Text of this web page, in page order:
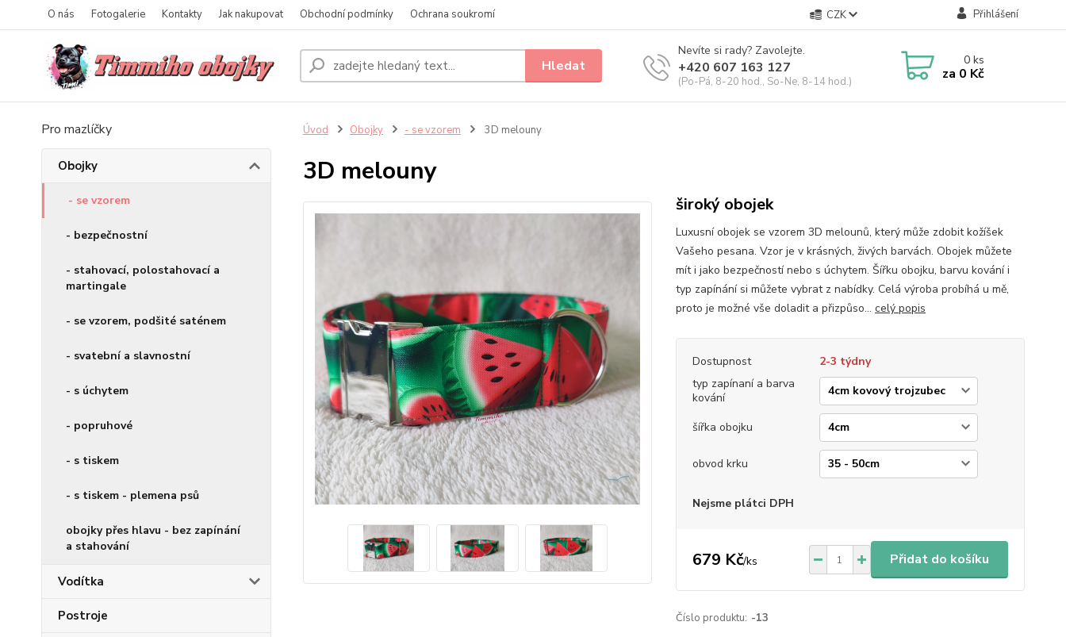
O nás Fotogalerie Kontakty Jak nakupovat Obchodní podmínky Ochrana soukromí CZK Přihlášení
Hledat
Nevíte si rady? Zavolejte.
+420 607 163 127
(Po-Pá, 8-20 hod., So-Ne, 8-14 hod.)
0ks
za 0 Kč
Pro mazlíčky
Obojky
- se vzorem
- bezpečnostní
- stahovací, polostahovací a
martingale
- se vzorem, podšité saténem
- svatební a slavnostní
- s úchytem
- popruhové
- s tiskem
- s tiskem - plemena psů
obojky přes hlavu - bez zapínání
a stahování
Vodítka
Postroje
Úvod Obojky - se vzorem 3D melouny
3D melouny
široký obojek
Luxusní obojek se vzorem 3D melounů, který může zdobit kožíšek
Vašeho pesana. Vzor je v krásných, živých barvách. Obojek můžete
mít i jako bezpečností nebo s úchytem. Šířku obojku, barvu kování i
typ zapínání si můžete vybrat z nabídky. Celá výroba probíhá u mě,
proto je možné vše doladit a přizpůso... celý popis
Dostupnost
2-3 týdny
typ zapínaní a barva
kování
šířka obojku
obvod krku
Nejsme plátci DPH
679 Kč/ks Přidat do košíku
Číslo produktu: -13